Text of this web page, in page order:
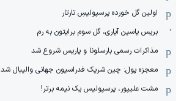
اولین گل خورده پرسپولیسِ تارتار
بریس یاسین آیاری، گل سوم برایتون به رم
مذاکرات رسمی بارسلونا و پاریس شروع شد
معجزه پول: چین شریک فدراسیون جهانی والیبال شد
مشت علیپور، پرسپولیس یک نیمه برتر!